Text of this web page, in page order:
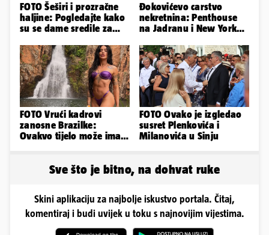
FOTO Šeširi i prozračne
haljine: Pogledajte kako
su se dame sredile za
Đokovićevo carstvo
nekretnina: Penthouse
na Jadranu i New Yorku,
FOTO Vrući kadrovi
zanosne Brazilke:
Ovakvo tijelo može imati
FOTO Ovako je izgledao
susret Plenkovića i
Milanovića u Sinju
Sve što je bitno, na dohvat ruke
Skini aplikaciju za najbolje iskustvo portala. Čitaj,
komentiraj i budi uvijek u toku s najnovijim vijestima.